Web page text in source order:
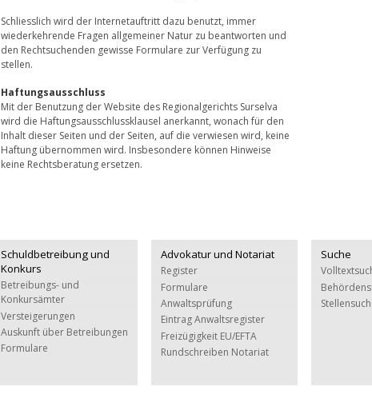
Schliesslich wird der Internetauftritt dazu benutzt, immer
wiederkehrende Fragen allgemeiner Natur zu beantworten und
den Rechtsuchenden gewisse Formulare zur Verfügung zu
stellen.
Haftungsausschluss
Mit der Benutzung der Website des Regionalgerichts Surselva
wird die Haftungsausschlussklausel anerkannt, wonach für den
Inhalt dieser Seiten und der Seiten, auf die verwiesen wird, keine
Haftung übernommen wird. Insbesondere können Hinweise
keine Rechtsberatung ersetzen.
Schuldbetreibung und
Konkurs
Betreibungs- und
Konkursämter
Versteigerungen
Auskunft über Betreibungen
Formulare
Advokatur und Notariat
Register
Formulare
Anwaltsprüfung
Eintrag Anwaltsregister
Freizügigkeit EU/EFTA
Rundschreiben Notariat
Suche